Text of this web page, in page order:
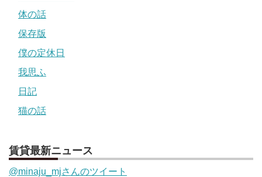
体の話
保存版
僕の定休日
我思ふ
日記
猫の話
賃貸最新ニュース
@minaju_mjさんのツイート